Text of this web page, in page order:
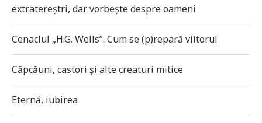
extratereștri, dar vorbește despre oameni
Cenaclul „H.G. Wells”. Cum se (p)repară viitorul
Căpcăuni, castori și alte creaturi mitice
Eternă, iubirea